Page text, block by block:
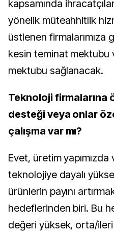
kapsamında
yönelik müteahhitlik
üstlenen
kesin teminat mektubu
mektubu sağlanacak.
Teknoloji firmalarına
desteği veya onlar
çalışma var mı?
Evet, üretim yapımızda
teknolojiye dayalı
ürünlerin payını
hedeflerinden biri. Bu
değeri yüksek, orta/